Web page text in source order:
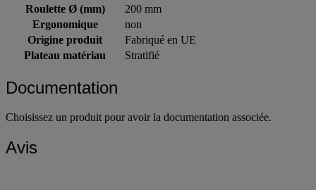
Roulette Ø (mm)
200 mm
Ergonomique
non
Origine produit
Fabriqué en UE
Plateau matériau
Stratifié
Documentation
Choisissez un produit pour avoir la documentation associée.
Avis